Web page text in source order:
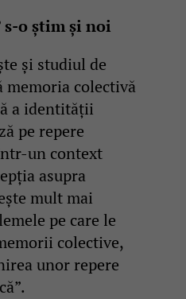
s-o știm și noi
și studiul de
memoria colectivă
a identității
pe repere
un context
asupra
mult mai
pe care le
colective,
unor repere